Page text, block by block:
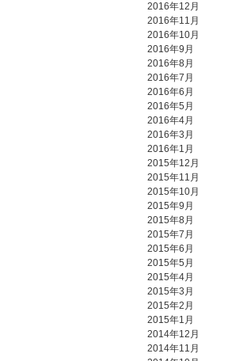
2016年12月
2016年11月
2016年10月
2016年9月
2016年8月
2016年7月
2016年6月
2016年5月
2016年4月
2016年3月
2016年1月
2015年12月
2015年11月
2015年10月
2015年9月
2015年8月
2015年7月
2015年6月
2015年5月
2015年4月
2015年3月
2015年2月
2015年1月
2014年12月
2014年11月